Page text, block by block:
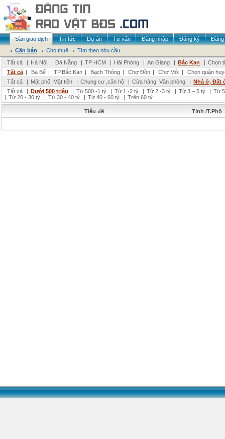
Sàn giao dịch Tin tức Dự án Tư vấn Đăng nhập Đăng ký
Đăng
Cần bán
Cho thuê
Tìm theo nhu cầu
Tất cả
| Hà Nội | Đà Nẵng | TP HCM | Hải Phòng | An Giang | Bắc Kạn | Chọn
Tất cả | Ba Bể | TP.Bắc Kạn | Bạch Thông | Chợ Đồn | Chợ Mới |
Chọn quận
Tất cả
| Mặt phố, Mặt tiền | Chung cư ,căn hộ | Cửa hàng, Văn phòng | Nhà ở, Đất
Tất cả
| Dưới 500 triệu | Từ 500 -1 tỷ | Từ 1 -2 tỷ | Từ 2 -3 tỷ | Từ 3 – 5 tỷ | Từ
| Từ 20 - 30 tỷ | Từ 30 - 40 tỷ | Từ 40 - 60 tỷ | Trên 60 tỷ
Tiêu đề Tỉnh /T.Phố